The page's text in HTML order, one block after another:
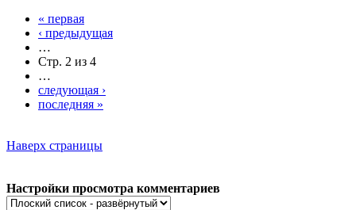
« первая
‹ предыдущая
…
Стр. 2 из 4
…
следующая ›
последняя »
Наверх страницы
Настройки просмотра комментариев